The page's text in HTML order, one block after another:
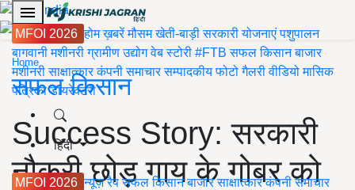
MFOI 2026 होम ख़बरें मौसम खेती-बाड़ी सरकारी योजनाएंपशुपालन
बागवानी मशीनरीग्रामीण उद्योग वेब स्टोरी #FTB सफल किसान बाजार
मशीनरीसाक्षात्कार कंपनी समाचार सम्पादकीय फोटो गैलरी वीडियो मासिक
पत्रिकाडायरेक्टरी
हिंदी
MFOI 2026 न्यूज़ रैप सफल किसान बाजार साक्षात्कार कंपनी समाचार
Home
सफल किसान
Success Story: सरकारी
नौकरी छोड़ गाय के गोबर को